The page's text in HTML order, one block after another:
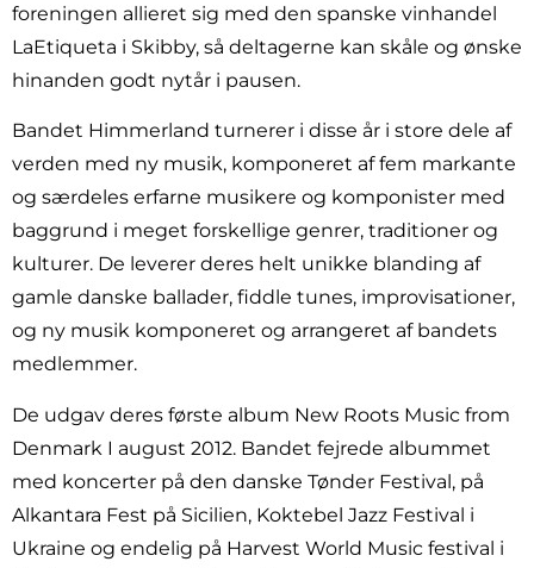
foreningen allieret sig med den spanske vinhandel
LaEtiqueta i Skibby, så deltagerne kan skåle og ønske
hinanden godt nytår i pausen.
Bandet Himmerland turnerer i disse år i store dele af
verden med ny musik, komponeret af fem markante
og særdeles erfarne musikere og komponister med
baggrund i meget forskellige genrer, traditioner og
kulturer. De leverer deres helt unikke blanding af
gamle danske ballader, fiddle tunes, improvisationer,
og ny musik komponeret og arrangeret af bandets
medlemmer.
De udgav deres første album New Roots Music from
Denmark I august 2012. Bandet fejrede albummet
med koncerter på den danske Tønder Festival, på
Alkantara Fest på Sicilien, Koktebel Jazz Festival i
Ukraine og endelig på Harvest World Music festival i